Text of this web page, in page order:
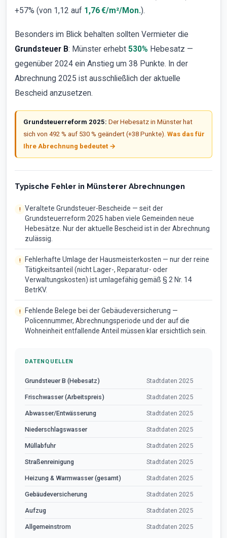
+57% (von 1,12 auf 1,76 €/m²/Mon.).
Besonders im Blick behalten sollten Vermieter die
Grundsteuer B: Münster erhebt 530% Hebesatz —
gegenüber 2024 ein Anstieg um 38 Punkte. In der
Abrechnung 2025 ist ausschließlich der aktuelle
Bescheid anzusetzen.
Grundsteuerreform 2025: Der Hebesatz in Münster hat
sich von 492 % auf 530 % geändert (+38 Punkte). Was das für
Ihre Abrechnung bedeutet →
Typische Fehler in Münsterer Abrechnungen
Veraltete Grundsteuer-Bescheide — seit der
Grundsteuerreform 2025 haben viele Gemeinden neue
Hebesätze. Nur der aktuelle Bescheid ist in der Abrechnung
zulässig.
Fehlerhafte Umlage der Hausmeisterkosten — nur der reine
Tätigkeitsanteil (nicht Lager-, Reparatur- oder
Verwaltungskosten) ist umlagefähig gemäß § 2 Nr. 14
BetrKV.
Fehlende Belege bei der Gebäudeversicherung —
Policennummer, Abrechnungsperiode und der auf die
Wohneinheit entfallende Anteil müssen klar ersichtlich sein.
DATENQUELLEN
Grundsteuer B (Hebesatz) Stadtdaten 2025
Frischwasser (Arbeitspreis) Stadtdaten 2025
Abwasser/Entwässerung Stadtdaten 2025
Niederschlagswasser Stadtdaten 2025
Müllabfuhr Stadtdaten 2025
Straßenreinigung Stadtdaten 2025
Heizung & Warmwasser (gesamt) Stadtdaten 2025
Gebäudeversicherung Stadtdaten 2025
Aufzug Stadtdaten 2025
Allgemeinstrom Stadtdaten 2025